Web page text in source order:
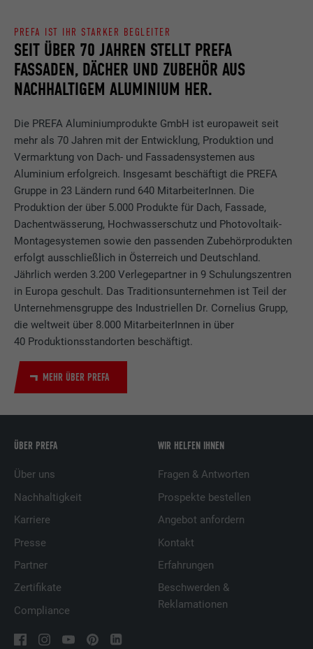
SEIT ÜBER 70 JAHREN STELLT PREFA
FASSADEN, DÄCHER UND ZUBEHÖR AUS
NACHHALTIGEM ALUMINIUM HER.
PREFA IST IHR STARKER BEGLEITER
Die PREFA Aluminiumprodukte GmbH ist europaweit seit
mehr als 70 Jahren mit der Entwicklung, Produktion und
Vermarktung von Dach- und Fassadensystemen aus
Aluminium erfolgreich. Insgesamt beschäftigt die PREFA
Gruppe in 23 Ländern rund 640 MitarbeiterInnen. Die
Produktion der über 5.000 Produkte für Dach, Fassade,
Dachentwässerung, Hochwasserschutz und Photovoltaik-
Montagesystemen sowie den passenden Zubehörprodukten
erfolgt ausschließlich in Österreich und Deutschland.
Jährlich werden 3.200 Verlegepartner in 9 Schulungszentren
in Europa geschult. Das Traditionsunternehmen ist Teil der
Unternehmensgruppe des Industriellen Dr. Cornelius Grupp,
die weltweit über 8.000 MitarbeiterInnen in über
40 Produktionsstandorten beschäftigt.
MEHR ÜBER PREFA
ÜBER PREFA
Über uns
Nachhaltigkeit
Karriere
Presse
Partner
Zertifikate
Compliance
WIR HELFEN IHNEN
Fragen & Antworten
Prospekte bestellen
Angebot anfordern
Kontakt
Erfahrungen
Beschwerden &
Reklamationen